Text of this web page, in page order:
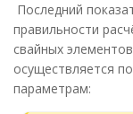
Последний
правильности
свайных
осуществляется
параметрам: